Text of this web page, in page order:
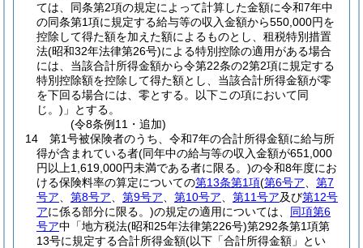
ては、同条第2項の規定によって計算した金額に令和7年中
の同条第1項に規定する給与等の収入金額から550,000円を
控除して得た額を加えた額によるものとし、租税特別措置
法(昭和32年法律第26号)による特別控除の適用がある場合
には、当該合計所得金額から令第22条の2第2項に規定する
特別控除額を控除して得た額とし、当該合計所得金額が零
を下回る場合には、零とする。以下この項において同
じ。) 」とする。
(令8条例11・追加)
14
第1号被保険者のうち、令和7年の合計所得金額に給与所
得が含まれている者(同年中の給与等の収入金額が651,000
円以上1,619,000円未満である者に限る。)の令和8年度にお
ける保険料率の算定についての第13条第1項(第6号ア
第7
号ア
第8号ア 第9号ア 第10号ア 第11号ア及び第12号
アに係る部分に限る。)の規定の適用については、 同項第6
号ア中「地方税法(昭和25年法律第226号)第292条第1項第
13号に規定する合計所得金額(以下「合計所得金額」とい